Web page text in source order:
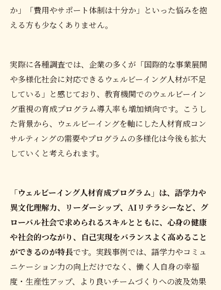
か」「費用やサポート体制は十分か」といった悩みを抱
える方も少なくありません。
実際に各種調査では、企業の多くが「国際的な事業展開
や多様化社会に対応できるウェルビーイング人材が不足
している」と感じており、教育機関でのウェルビーイン
グ重視の育成プログラム導入率も増加傾向です。こうし
た背景から、ウェルビーイングを軸にした人材育成コン
サルティングの需要やプログラムの多様化は今後も拡大
していくと考えられます。
「ウェルビーイング人材育成プログラム」は、語学力や
異文化理解力、リーダーシップ、AIリテラシーなど、グ
ローバル社会で求められるスキルとともに、心身の健康
や社会的つながり、自己実現をバランスよく高めること
ができるのが特長です。実践事例では、語学力やコミュ
ニケーション力の向上だけでなく、働く人自身の幸福
度・生産性アップ、より良いチームづくりへの波及効果